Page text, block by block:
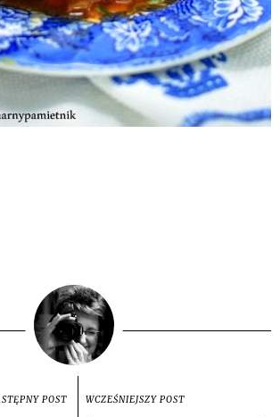
POST WCZEŚNIEJSZY POST